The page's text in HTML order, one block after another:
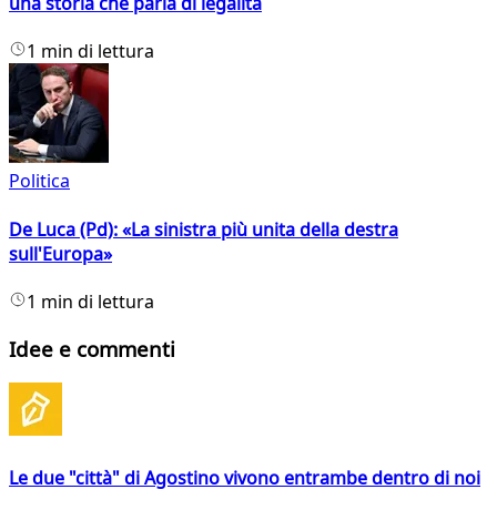
1 min di lettura
Politica
De Luca (Pd): «La sinistra più unita della destra
sull'Europa»
1 min di lettura
Idee e commenti
Le due "città" di Agostino vivono entrambe dentro di noi